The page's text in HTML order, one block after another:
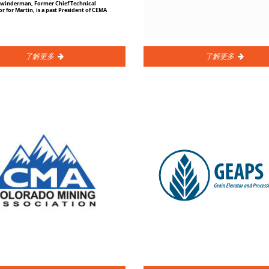
了解更多 了解更多